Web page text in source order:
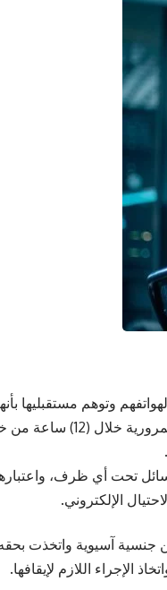
وتوهم مستقبليها
صادرة عن جهات رسمية، وتطلب منهم المسارعة إلى دفع قيمة مخالفاتهم
تحت أي ظرف،
الإلكتروني.
جنسية آسيوية واتخذت
الإجراء اللازم لإيقافها.